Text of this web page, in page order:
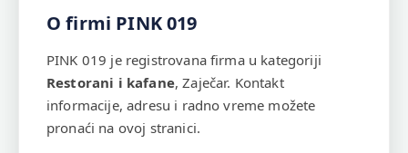
O firmi PINK 019
PINK 019 je registrovana firma u kategoriji
Restorani i kafane, Zaječar. Kontakt
informacije, adresu i radno vreme možete
pronaći na ovoj stranici.